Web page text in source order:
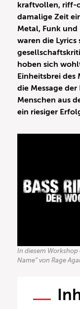
kraftvollen, riff-
damalige Zeit
Metal, Funk
waren die Lyrics
hoben sich
Einheitsbrei des
die Message
Menschen aus
ein riesiger
In diesem Workshop
Name” von Rage